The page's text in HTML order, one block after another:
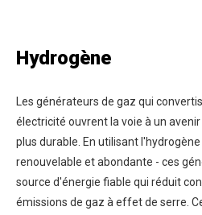
Hydrogène
Les générateurs de gaz qui
électricité ouvrent la voie à un
plus durable. En utilisant
renouvelable et abondante - ces
source d'énergie fiable qui réduit
émissions de gaz à effet de serre.